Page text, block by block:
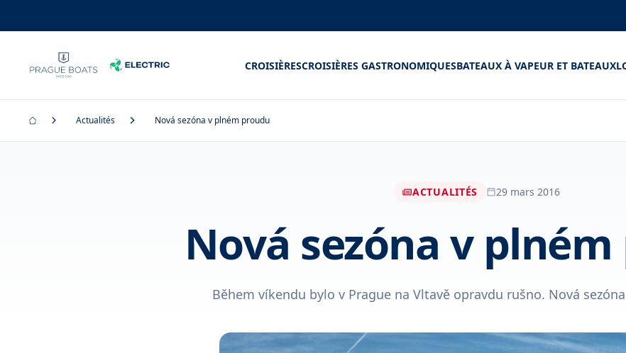
CROISIÈRESCROISIÈRES GASTRONOMIQUESBATEAUX À VAPEUR ET BATEAUX
Actualités Nová sezóna v plném proudu
ACTUALITÉS 29 mars 2016
Nová sezóna v
Během víkendu bylo v Prague na Vltavě opravdu rušno. Nová